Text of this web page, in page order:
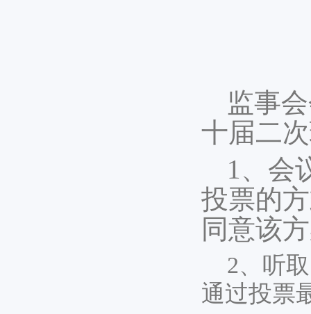
监事
十届二
1、会
投票的
同意该
2、听
通过投票